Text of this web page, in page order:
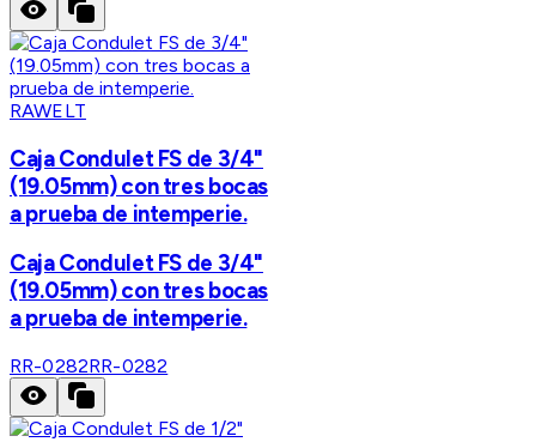
RAWELT
Caja Condulet FS de 3/4"
(19.05mm) con tres bocas
a prueba de intemperie.
Caja Condulet FS de 3/4"
(19.05mm) con tres bocas
a prueba de intemperie.
RR-0282RR-0282